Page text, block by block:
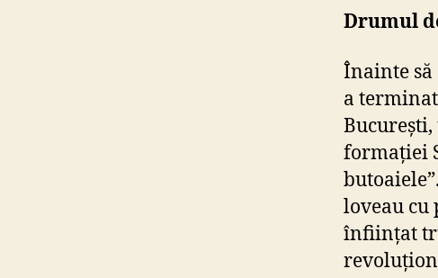
Drumul
Înainte să
a
formației
loveau cu
înființat